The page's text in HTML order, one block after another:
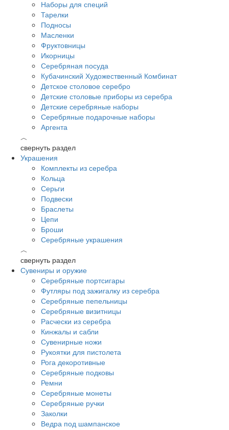
Наборы для специй
Тарелки
Подносы
Масленки
Фруктовницы
Икорницы
Серебряная посуда
Кубачинский Художественный Комбинат
Детское столовое серебро
Детские столовые приборы из серебра
Детские серебряные наборы
Серебряные подарочные наборы
Аргента
︿
свернуть раздел
Украшения
Комплекты из серебра
Кольца
Серьги
Подвески
Браслеты
Цепи
Броши
Серебряные украшения
︿
свернуть раздел
Сувениры и оружие
Серебряные портсигары
Футляры под зажигалку из серебра
Серебряные пепельницы
Серебряные визитницы
Расчески из серебра
Кинжалы и сабли
Сувенирные ножи
Рукоятки для пистолета
Рога декоротивные
Серебряные подковы
Ремни
Серебряные монеты
Серебряные ручки
Заколки
Ведра под шампанское